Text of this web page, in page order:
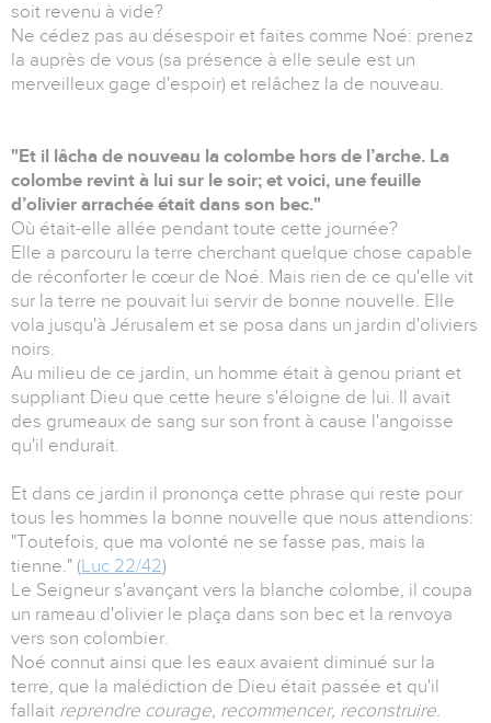
soit revenu à vide?
Ne cédez pas au désespoir et faites comme Noé: prenez
la auprès de vous (sa présence à elle seule est un
merveilleux gage d'espoir) et relâchez la de nouveau.
"Et il lâcha de nouveau la colombe hors de l’arche. La
colombe revint à lui sur le soir; et voici, une feuille
d’olivier arrachée était dans son bec."
Où était-elle allée pendant toute cette journée?
Elle a parcouru la terre cherchant quelque chose capable
de réconforter le cœur de Noé. Mais rien de ce qu'elle vit
sur la terre ne pouvait lui servir de bonne nouvelle. Elle
vola jusqu'à Jérusalem et se posa dans un jardin d'oliviers
noirs.
Au milieu de ce jardin, un homme était à genou priant et
suppliant Dieu que cette heure s'éloigne de lui. Il avait
des grumeaux de sang sur son front à cause l'angoisse
qu'il endurait.
Et dans ce jardin il prononça cette phrase qui reste pour
tous les hommes la bonne nouvelle que nous attendions:
"Toutefois, que ma volonté ne se fasse pas, mais la
tienne." (Luc 22/42)
Le Seigneur s'avançant vers la blanche colombe, il coupa
un rameau d'olivier le plaça dans son bec et la renvoya
vers son colombier.
Noé connut ainsi que les eaux avaient diminué sur la
terre, que la malédiction de Dieu était passée et qu'il
fallait reprendre courage, recommencer, reconstruire.